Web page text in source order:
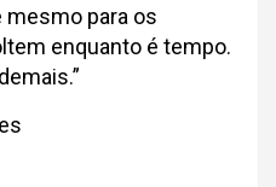
para os
enquanto é tempo.